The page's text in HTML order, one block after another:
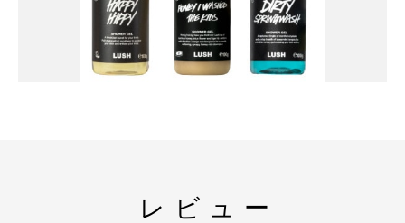
レビュー